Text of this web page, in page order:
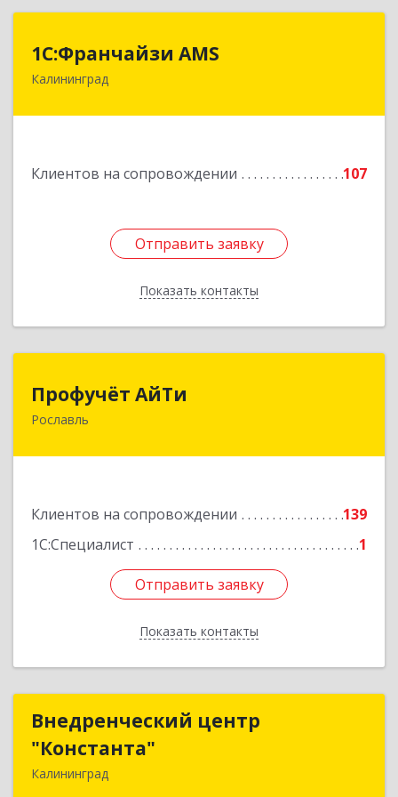
1С:Франчайзи AMS
Калининград
Клиентов на сопровождении 107
Отправить заявку
Показать контакты
238325, Калининградская обл, Гурьевский р-н,
Отправить заявку
Назад
Профучёт АйТи
Рославль
Клиентов на сопровождении
139
1С:Специалист
1
Отправить заявку
Показать контакты
216500, Смоленская обл, Рославльский р-н,
Отправить заявку
Назад
Внедренческий центр
"Константа"
Калининград
Внедренческий центр